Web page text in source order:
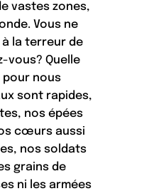
vastes zones,
Vous ne
la terreur de
vous? Quelle
nous
sont rapides,
nos épées
cœurs aussi
nos soldats
grains de
ni les armées